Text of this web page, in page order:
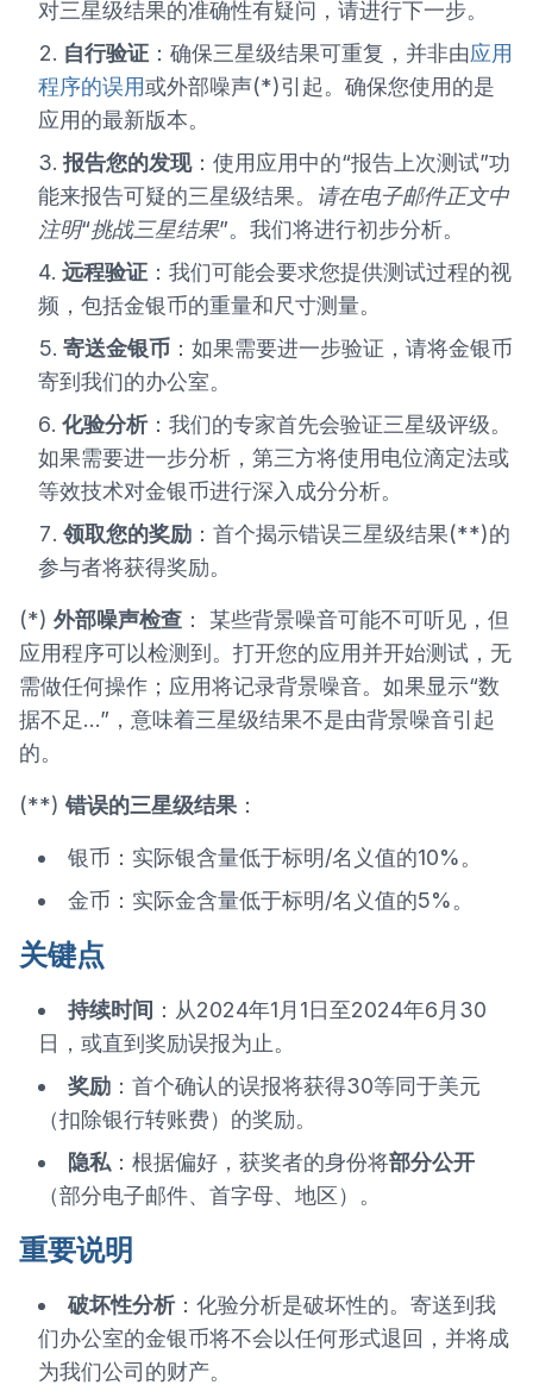
对三星级结果的准确性有疑问，请进行下一步。
自行验证 ：确保三星级结果可重复，并非由应用
程序的误用或外部噪声(*)引起。确保您使用的是
应用的最新版本。
报告您的发现：使用应用中的“报告上次测试”功
能来报告可疑的三星级结果。 请在电子邮件正文中
注明“挑战三星结果”。我们将进行初步分析。
远程验证 ：我们可能会要求您提供测试过程的视
频，包括金银币的重量和尺寸测量。
寄送金银币 ：如果需要进一步验证，请将金银币
寄到我们的办公室。
化验分析：我们的专家首先会验证三星级评级。
如果需要进一步分析，第三方将使用电位滴定法或
等效技术对金银币进行深入成分分析。
领取您的奖励 ：首个揭示错误三星级结果(**)的
参与者将获得奖励。
(*) 外部噪声检查 ： 某些背景噪音可能不可听见，但
应用程序可以检测到。打开您的应用并开始测试，无
需做任何操作；应用将记录背景噪音。如果显示“数
据不足...”，意味着三星级结果不是由背景噪音引起
的。
(**) 错误的三星级结果 ：
银币：实际银含量低于标明/名义值的10%。
金币：实际金含量低于标明/名义值的5%。
关键点
持续时间 ：从2024年1月1日至2024年6月30
日，或直到奖励误报为止。
奖励 ：首个确认的误报将获得30等同于美元
（扣除银行转账费）的奖励。
隐私 ：根据偏好，获奖者的身份将部分公开
（部分电子邮件、首字母、地区）。
重要说明
破坏性分析：化验分析是破坏性的。寄送到我
们办公室的金银币将不会以任何形式退回，并将成
为我们公司的财产。